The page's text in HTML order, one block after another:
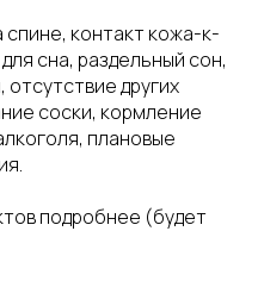
спине, контакт кожа-к-
сна, раздельный сон,
других
соски, кормление
плановые
подробнее (будет